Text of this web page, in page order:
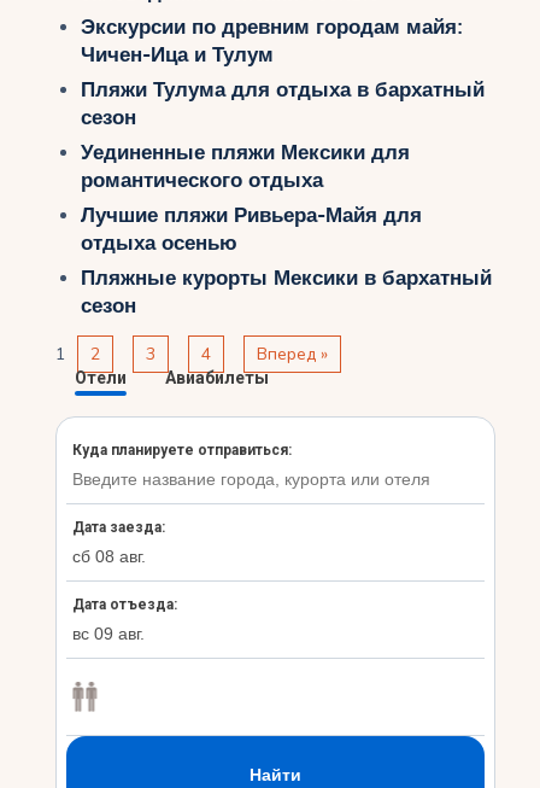
Экскурсии по древним городам майя:
Чичен-Ица и Тулум
Пляжи Тулума для отдыха в бархатный
сезон
Уединенные пляжи Мексики для
романтического отдыха
Лучшие пляжи Ривьера-Майя для
отдыха осенью
Пляжные курорты Мексики в бархатный
сезон
1 2 3 4 Вперед »